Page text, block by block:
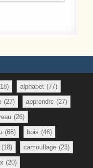
alphabet (77)
(27) apprendre (27)
(26)
(68) bois (46)
(18) camouflage (23)
(20)